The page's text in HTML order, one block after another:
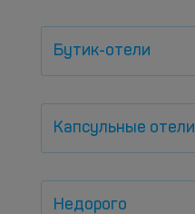
Бутик-отели
Капсульные отели
Недорого